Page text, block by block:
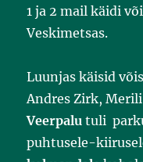
e
b
o
1 ja 2 mail käidi
Veskimetsas.
Luunjas käisid
Andres Zirk,
Veerpalu tuli
puhtusele-